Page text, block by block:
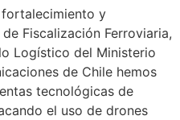
y
Fiscalización Ferroviaria,
Logístico del Ministerio
de Chile hemos
tecnológicas de
el uso de drones